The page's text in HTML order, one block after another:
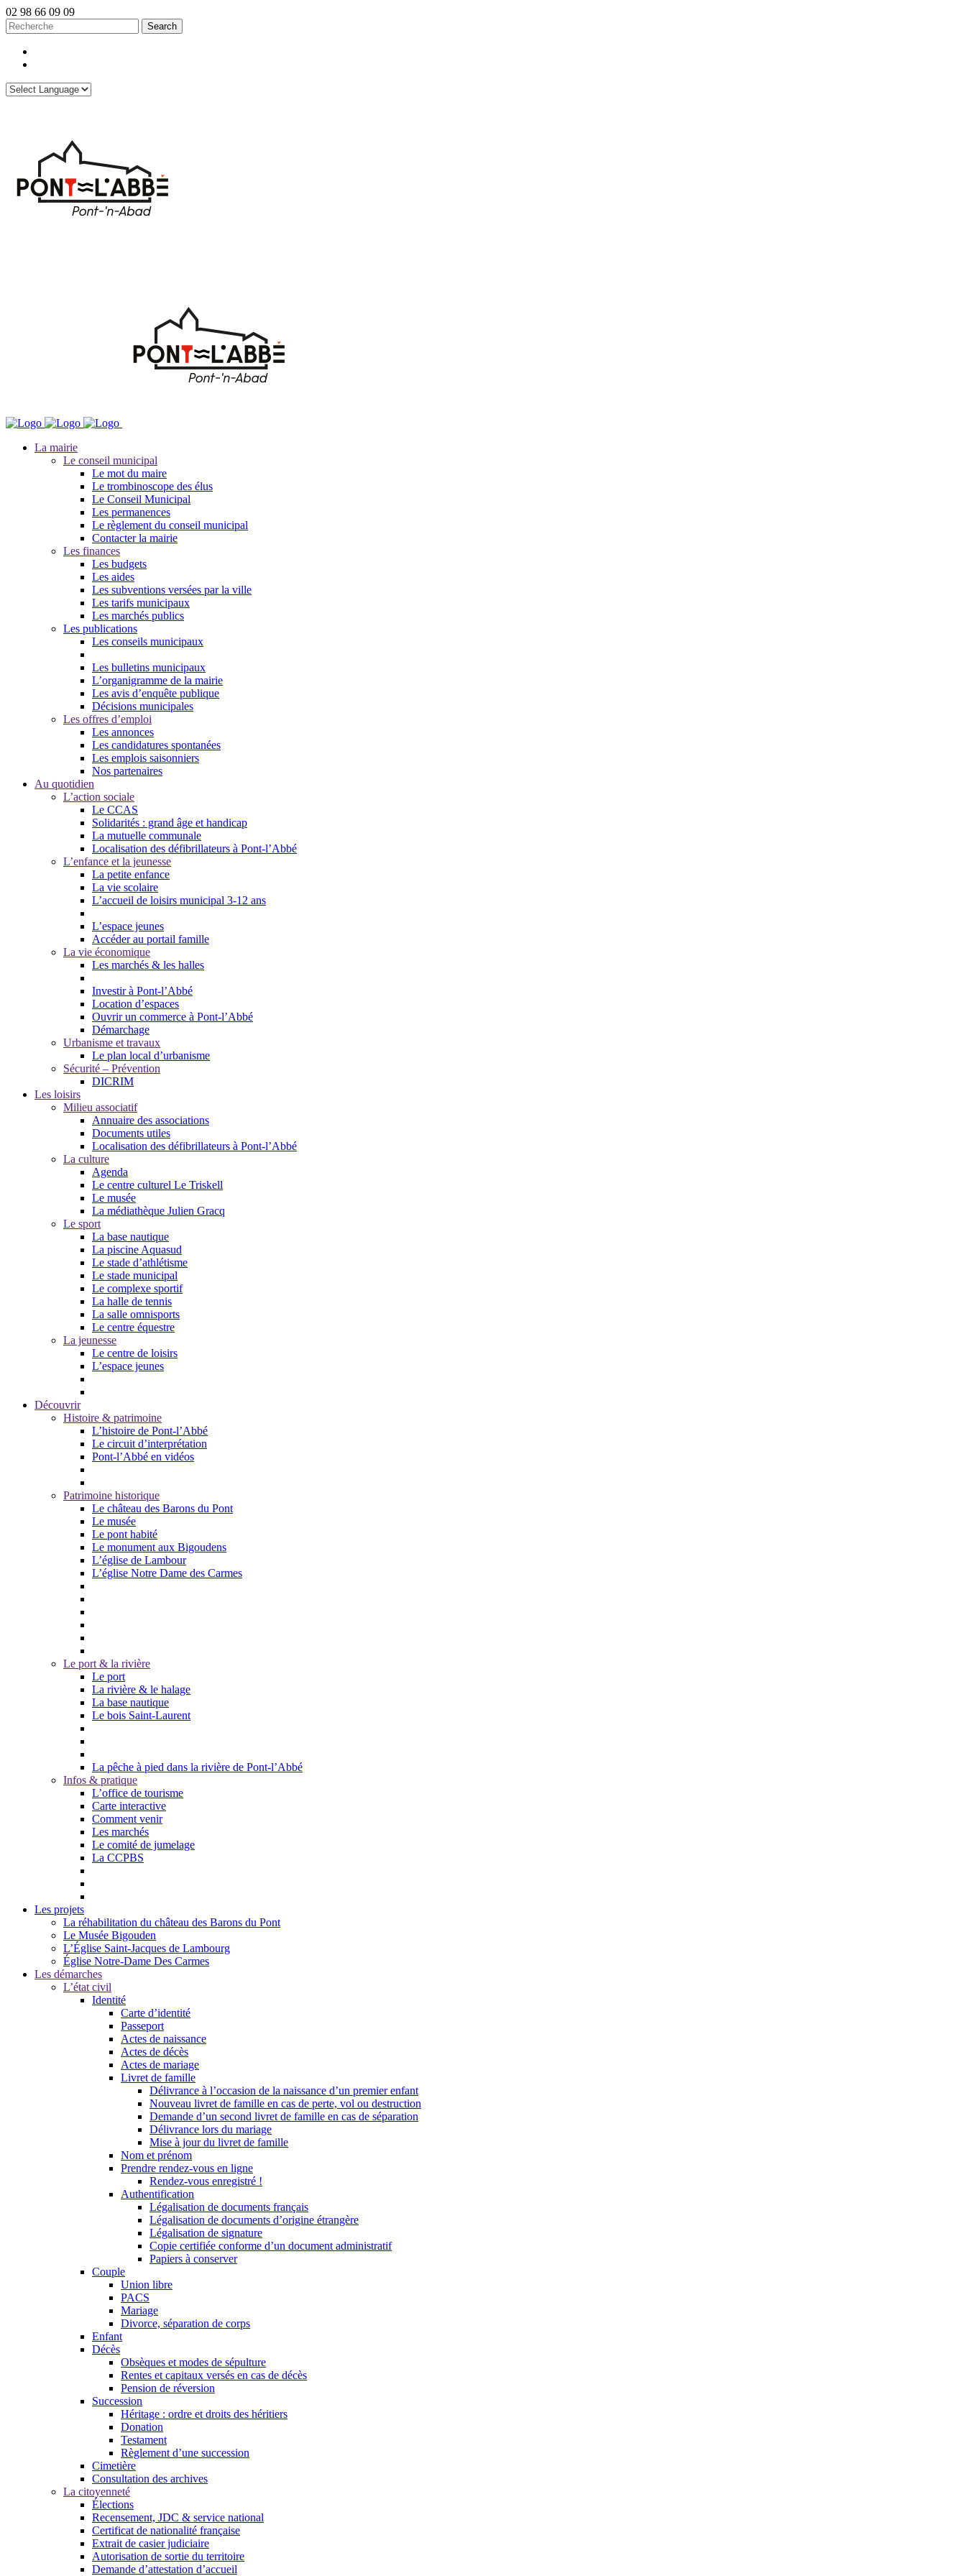
02 98 66 09 09
La mairie
Le conseil municipal
Le mot du maire
Le trombinoscope des élus
Le Conseil Municipal
Les permanences
Le règlement du conseil municipal
Contacter la mairie
Les finances
Les budgets
Les aides
Les subventions versées par la ville
Les tarifs municipaux
Les marchés publics
Les publications
Les conseils municipaux
Les bulletins municipaux
L’organigramme de la mairie
Les avis d’enquête publique
Décisions municipales
Les offres d’emploi
Les annonces
Les candidatures spontanées
Les emplois saisonniers
Nos partenaires
Au quotidien
L’action sociale
Le CCAS
Solidarités : grand âge et handicap
La mutuelle communale
Localisation des défibrillateurs à Pont-l’Abbé
L’enfance et la jeunesse
La petite enfance
La vie scolaire
L’accueil de loisirs municipal 3-12 ans
L’espace jeunes
Accéder au portail famille
La vie économique
Les marchés & les halles
Investir à Pont-l’Abbé
Location d’espaces
Ouvrir un commerce à Pont-l’Abbé
Démarchage
Urbanisme et travaux
Le plan local d’urbanisme
Sécurité – Prévention
DICRIM
Les loisirs
Milieu associatif
Annuaire des associations
Documents utiles
Localisation des défibrillateurs à Pont-l’Abbé
La culture
Agenda
Le centre culturel Le Triskell
Le musée
La médiathèque Julien Gracq
Le sport
La base nautique
La piscine Aquasud
Le stade d’athlétisme
Le stade municipal
Le complexe sportif
La halle de tennis
La salle omnisports
Le centre équestre
La jeunesse
Le centre de loisirs
L’espace jeunes
Découvrir
Histoire & patrimoine
L’histoire de Pont-l’Abbé
Le circuit d’interprétation
Pont-l’Abbé en vidéos
Patrimoine historique
Le château des Barons du Pont
Le musée
Le pont habité
Le monument aux Bigoudens
L’église de Lambour
L’église Notre Dame des Carmes
Le port & la rivière
Le port
La rivière & le halage
La base nautique
Le bois Saint-Laurent
La pêche à pied dans la rivière de Pont-l’Abbé
Infos & pratique
L’office de tourisme
Carte interactive
Comment venir
Les marchés
Le comité de jumelage
La CCPBS
Les projets
La réhabilitation du château des Barons du Pont
Le Musée Bigouden
L’Église Saint-Jacques de Lambourg
Église Notre-Dame Des Carmes
Les démarches
L’état civil
Identité
Carte d’identité
Passeport
Actes de naissance
Actes de décès
Actes de mariage
Livret de famille
Délivrance à l’occasion de la naissance d’un premier enfant
Nouveau livret de famille en cas de perte, vol ou destruction
Demande d’un second livret de famille en cas de séparation
Délivrance lors du mariage
Mise à jour du livret de famille
Nom et prénom
Prendre rendez-vous en ligne
Rendez-vous enregistré !
Authentification
Légalisation de documents français
Légalisation de documents d’origine étrangère
Légalisation de signature
Copie certifiée conforme d’un document administratif
Papiers à conserver
Couple
Union libre
PACS
Mariage
Divorce, séparation de corps
Enfant
Décès
Obsèques et modes de sépulture
Rentes et capitaux versés en cas de décès
Pension de réversion
Succession
Héritage : ordre et droits des héritiers
Donation
Testament
Règlement d’une succession
Cimetière
Consultation des archives
La citoyenneté
Élections
Recensement, JDC & service national
Certificat de nationalité française
Extrait de casier judiciaire
Autorisation de sortie du territoire
Demande d’attestation d’accueil